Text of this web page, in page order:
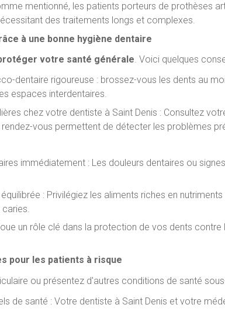
mentionné, les patients porteurs de prothèses
des traitements longs et complexes.
à une bonne hygiène dentaire
votre santé générale. Voici quelques
dentaire rigoureuse : brossez-vous les dents au
espaces interdentaires.
chez votre dentiste à Saint Denis : Consultez
vous permettent de détecter les problèmes
immédiatement : Les douleurs dentaires ou
: Privilégiez les aliments riches en
un rôle clé dans la protection de vos dents
pour les patients à risque
ou présentez d'autres conditions de santé
de santé : Votre dentiste à Saint Denis et votre